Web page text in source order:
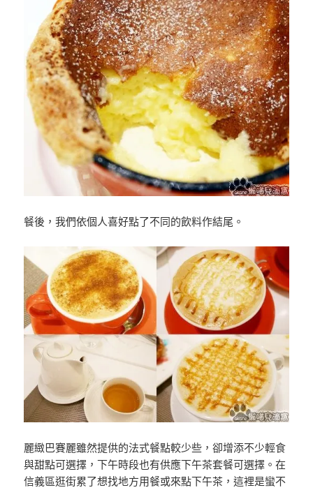
餐後，我們依個人喜好點了不同的飲料作結尾。
麗緻巴賽麗雖然提供的法式餐點較少些，卻增添不少輕食
與甜點可選擇，下午時段也有供應下午茶套餐可選擇。在
信義區逛街累了想找地方用餐或來點下午茶，這裡是蠻不